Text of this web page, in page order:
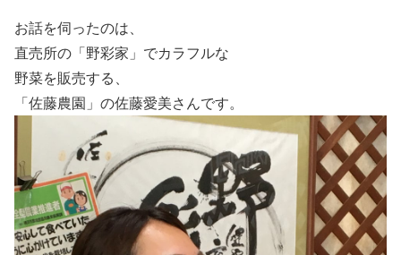
お話を伺ったのは、
直売所の「野彩家」でカラフルな
野菜を販売する、
「佐藤農園」の佐藤愛美さんです。